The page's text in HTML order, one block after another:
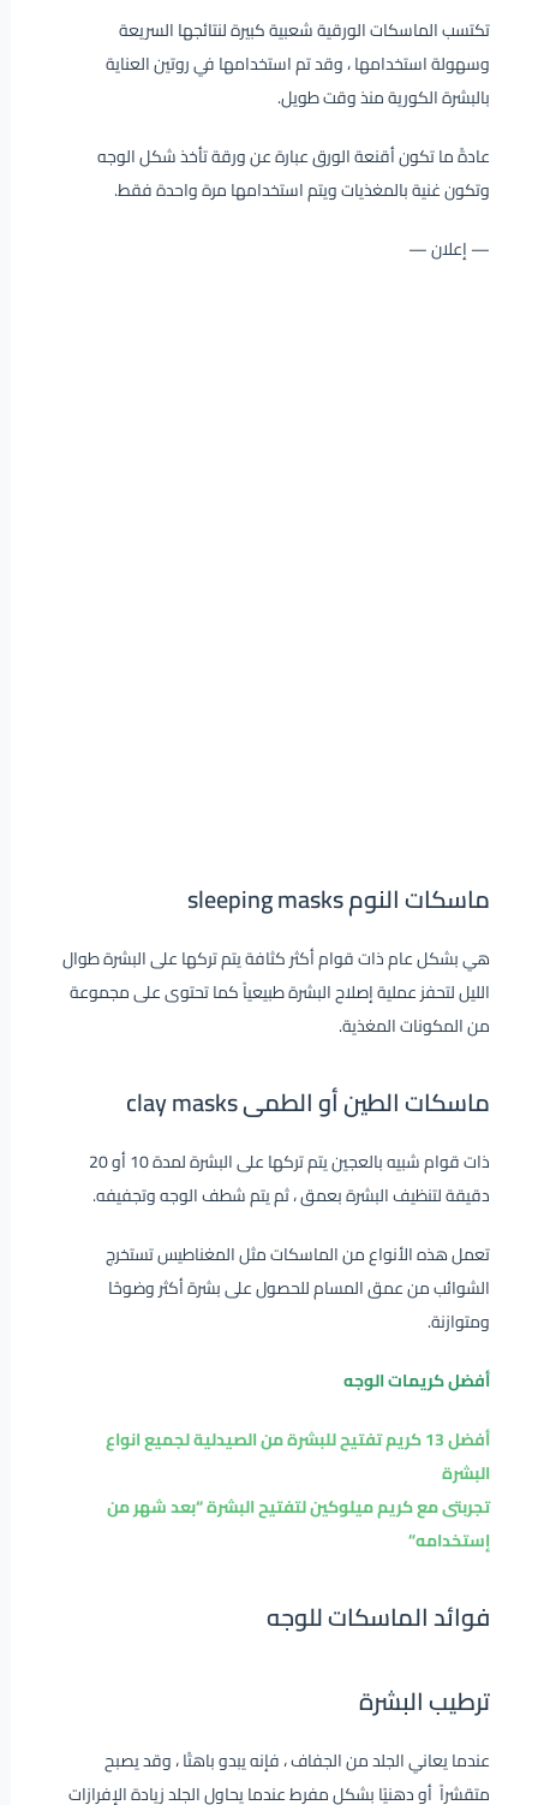
تكتسب الماسكات الورقية شعبية كبيرة لنتائجها السريعة
وسهولة استخدامها ، وقد تم استخدامها في روتين العناية
بالبشرة الكورية منذ وقت طويل.
عادةً ما تكون أقنعة الورق عبارة عن ورقة تأخذ شكل الوجه
وتكون غنية بالمغذيات ويتم استخدامها مرة واحدة فقط.
— إعلان —
ماسكات النوم sleeping masks
هي بشكل عام ذات قوام أكثر كثافة يتم تركها على البشرة طوال
الليل لتحفز عملية إصلاح البشرة طبيعياً كما تحتوى على مجموعة
من المكونات المغذية.
ماسكات الطين أو الطمى clay masks
ذات قوام شبيه بالعجين يتم تركها على البشرة لمدة 10 أو 20
دقيقة لتنظيف البشرة بعمق ، ثم يتم شطف الوجه وتجفيفه.
تعمل هذه الأنواع من الماسكات مثل المغناطيس تستخرج
الشوائب من عمق المسام للحصول على بشرة أكثر وضوحًا
ومتوازنة.
أفضل كريمات الوجه
أفضل 13 كريم تفتيح للبشرة من الصيدلية لجميع انواع
البشرة
تجربتى مع كريم ميلوكين لتفتيح البشرة “بعد شهر من
إستخدامه”
فوائد الماسكات للوجه
ترطيب البشرة
عندما يعاني الجلد من الجفاف ، فإنه يبدو باهتًا ، وقد يصبح
متقشراً أو دهنيًا بشكل مفرط عندما يحاول الجلد زيادة الإفرازات